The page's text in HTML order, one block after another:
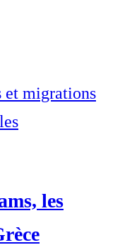
et migrations
les